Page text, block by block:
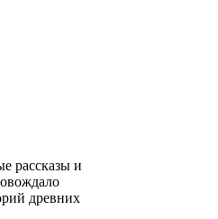
рассказы и
древних